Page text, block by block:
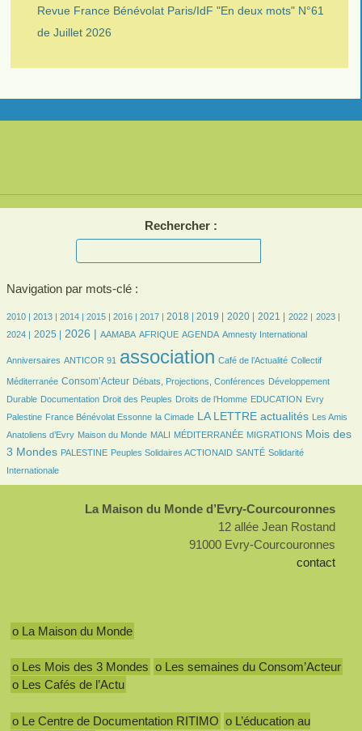
Revue France Bénévolat Paris/IdF "En deux mots" N°61
de Juillet 2026
Rechercher :
Navigation par mots-clé :
5/2418
2010 |
8/24182013 |
169/2418 2014 |
328/2418 2015 |
357/2418 2016 |
388/2418 2017 |
525/2418 2018 |
527/2418 2019 |
593/2418 2020 |
556/2418 2021 |
454/2418 2022 |
462/2418 2023 |
490/2418
2024 |
643/2418
2025 |
838/2418 2026 |
107/2418 AAMABA
165/2418 AFRIQUE
366/2418 AGENDA
10/2418 Amnesty International
38/2418
Anniversaires ANTICOR 91 association Café de l’Actualité Collectif
Méditerranée
743/2418 Consom’Acteur
181/2418 Débats, Projections, Conférences
167/2418
Développement
Durable
72/2418Documentation
30/2418 Droit des Peuples
128/2418 Droits de l’Homme
37/2418 EDUCATION
9/2418
Evry
Palestine
178/2418France Bénévolat Essonne
49/2418 la Cimade
998/2418 LA LETTRE actualités
37/2418
Les Amis
Anatoliens d’Evry
89/2418 Maison du Monde
22/2418 MALI
5/2418 MÉDITERRANÉE
140/2418 MIGRATIONS
1027/2418
Mois des
3 Mondes
77/2418 PALESTINE
79/2418 Peuples Solidaires ACTIONAID
119/2418 SANTÉ
230/2418
Solidarité
Internationale
La Maison du Monde d’Evry-Courcouronnes
12 allée Jean Rostand
91000 Evry-Courcouronnes
contact
o La Maison du Monde
o Les Mois des 3 Mondes o Les semaines du Consom’Acteur
o Les Cafés de l’Actu
o Le Centre de Documentation RITIMO o L’éducation au